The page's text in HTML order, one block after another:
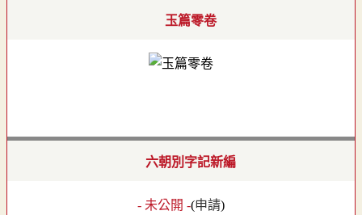
玉篇零卷
六朝別字記新編
- 未公開 -(申請)